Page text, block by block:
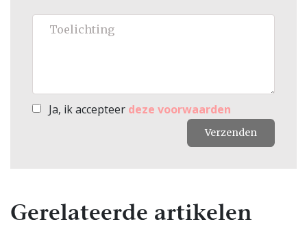
Ja, ik accepteer deze voorwaarden
Verzenden
Gerelateerde artikelen